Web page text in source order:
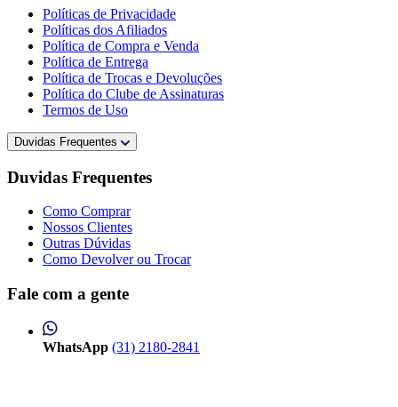
Políticas de Privacidade
Políticas dos Afiliados
Política de Compra e Venda
Política de Entrega
Política de Trocas e Devoluções
Política do Clube de Assinaturas
Termos de Uso
Duvidas Frequentes
Duvidas Frequentes
Como Comprar
Nossos Clientes
Outras Dúvidas
Como Devolver ou Trocar
Fale com a gente
WhatsApp (31) 2180-2841